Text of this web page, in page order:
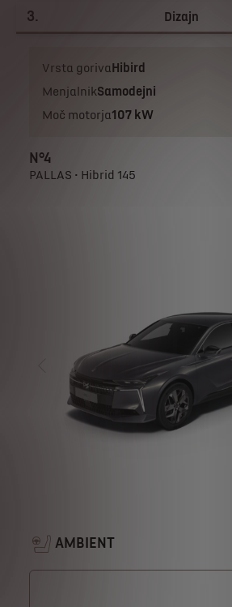
3. Dizajn
N°4
PALLAS • Hibrid 145
Vrsta gorivaHibird
MenjalnikSamodejni
Moč motorja107 kW
AMBIENT